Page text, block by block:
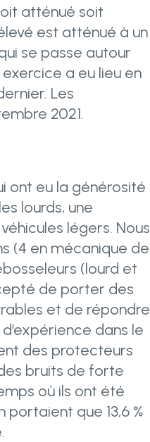
atténué soit
est atténué à un
se passe autour
a eu lieu en
Les
2021.
ont eu la générosité
lourds, une
légers. Nous
(4 en mécanique de
(lourd et
de porter des
et de répondre
dans le
des protecteurs
bruits de forte
où ils ont été
portaient que 13,6 %